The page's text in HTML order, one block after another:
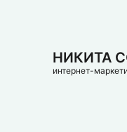
НИКИТА
интернет-